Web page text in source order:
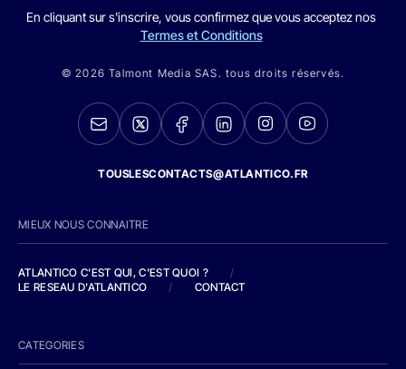
En cliquant sur s'inscrire, vous confirmez que vous acceptez nos
Termes et Conditions
© 2026 Talmont Media SAS. tous droits réservés.
TOUSLESCONTACTS@ATLANTICO.FR
MIEUX NOUS CONNAITRE
ATLANTICO C'EST QUI, C'EST QUOI ?
/
LE RESEAU D'ATLANTICO
/ CONTACT
CATEGORIES